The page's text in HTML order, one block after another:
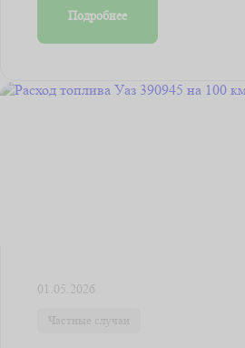
Подробнее
01.05.2026
Частные случаи